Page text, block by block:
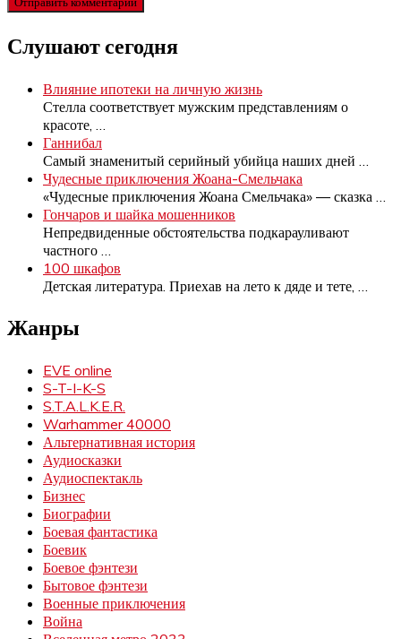
Слушают сегодня
Влияние ипотеки на личную жизнь
Стелла соответствует мужским представлениям о
красоте,
Ганнибал
Самый знаменитый серийный убийца наших дней
Чудесные приключения Жоана-Смельчака
«Чудесные приключения Жоана Смельчака» — сказка
Гончаров и шайка мошенников
Непредвиденные обстоятельства подкарауливают
частного
100 шкафов
Детская литература. Приехав на лето к дяде и тете,
Жанры
EVE online
S-T-I-K-S
S.T.A.L.K.E.R.
Warhammer 40000
Альтернативная история
Аудиосказки
Аудиоспектакль
Бизнес
Биографии
Боевая фантастика
Боевик
Боевое фэнтези
Бытовое фэнтези
Военные приключения
Война